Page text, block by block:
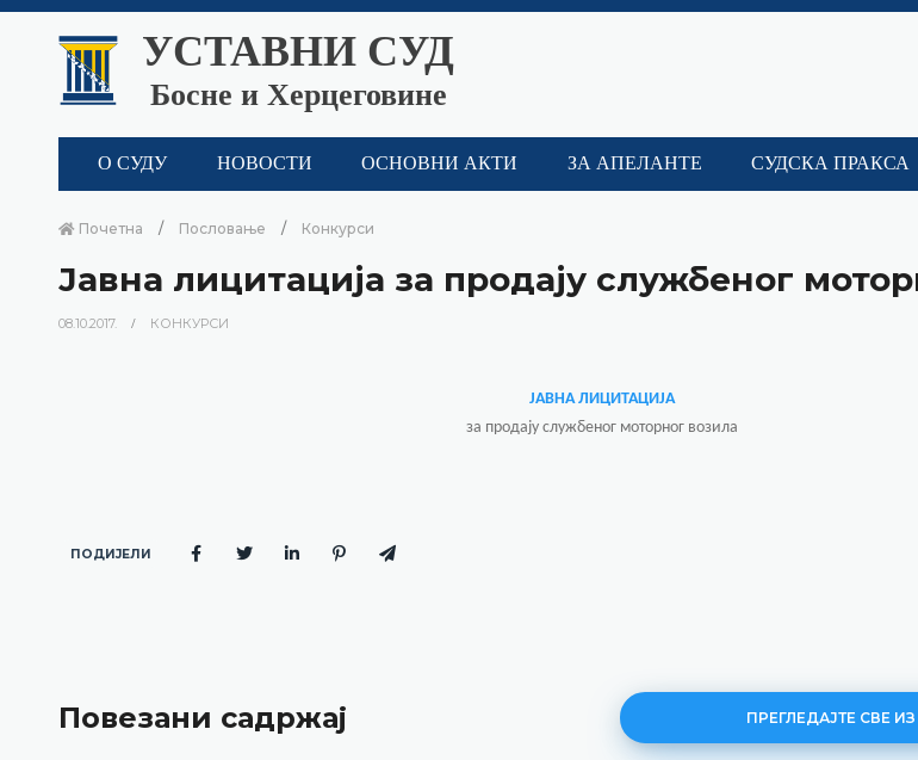
УСТАВНИ СУД
Босне и Херцеговине
О СУДУ НОВОСТИ ОСНОВНИ АКТИ ЗА АПЕЛАНТЕ СУДСКА ПРАКСА
Почетна Пословање Конкурси
Јавна лицитација за продају службеног
08.10.2017. КОНКУРСИ
ЈАВНА ЛИЦИТАЦИЈА
за продају службеног моторног возила
ПОДИЈЕЛИ
Повезани садржај ПРЕГЛЕДАЈТЕ СВЕ